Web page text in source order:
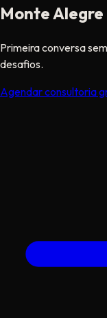
Monte Alegre
Primeira conversa
desafios.
Agendar consultoria